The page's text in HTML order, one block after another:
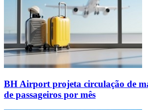
BH Airport projeta circulação de
de passageiros por mês